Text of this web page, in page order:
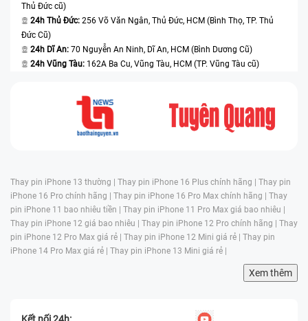
Thủ Đức cũ)
24h Thủ Đức: 256 Võ Văn Ngân, Thủ Đức, HCM (Bình Thọ, TP. Thủ
Đức Cũ)
24h Dĩ An: 70 Nguyễn An Ninh, Dĩ An, HCM (Bình Dương Cũ)
24h Vũng Tàu: 162A Ba Cu, Vũng Tàu, HCM (TP. Vũng Tàu cũ)
Thay pin iPhone 13 thường | Thay pin iPhone 16 Plus chính hãng | Thay pin
iPhone 16 Pro chính hãng | Thay pin iPhone 16 Pro Max chính hãng | Thay
pin iPhone 11 bao nhiêu tiền | Thay pin iPhone 11 Pro Max giá bao nhiêu |
Thay pin iPhone 12 giá bao nhiêu | Thay pin iPhone 12 Pro chính hãng | Thay
pin iPhone 12 Pro Max giá rẻ | Thay pin iPhone 12 Mini giá rẻ | Thay pin
iPhone 14 Pro Max giá rẻ | Thay pin iPhone 13 Mini giá rẻ |
Xem thêm